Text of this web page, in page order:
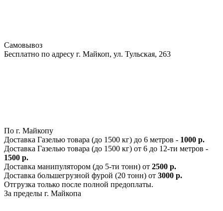
Самовывоз
Бесплатно по адресу г. Майкоп, ул. Тульская, 263
По г. Майкопу
Доставка Газелью товара (до 1500 кг) до 6 метров - 1000 р.
Доставка Газелью товара (до 1500 кг) от 6 до 12-ти метров -
1500 р.
Доставка манипулятором (до 5-ти тонн) от 2500 р.
Доставка большегрузной фурой (20 тонн) от 3000 р.
Отгрузка только после полной предоплаты.
За пределы г. Майкопа